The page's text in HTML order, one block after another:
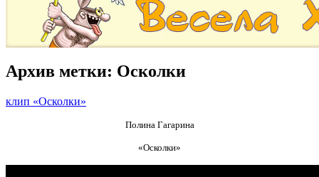
Архив метки: Осколки
клип «Осколки»
Полина Гагарина
«Осколки»